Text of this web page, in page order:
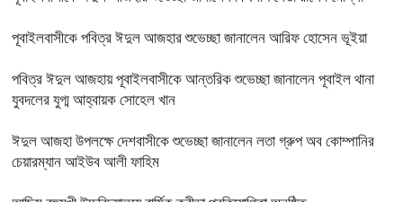
পূবাইলবাসীকে পবিত্র ঈদুল আজহার শুভেচ্ছা জানালেন আরিফ হোসেন ভূইয়া
পবিত্র ঈদুল আজহায় পূবাইলবাসীকে আন্তরিক শুভেচ্ছা জানালেন পূবাইল থানা
যুবদলের যুগ্ম আহ্বায়ক সোহেল খান
ঈদুল আজহা উপলক্ষে দেশবাসীকে শুভেচ্ছা জানালেন লতা গ্রুপ অব কোম্পানির
চেয়ারম্যান আইউব আলী ফাহিম